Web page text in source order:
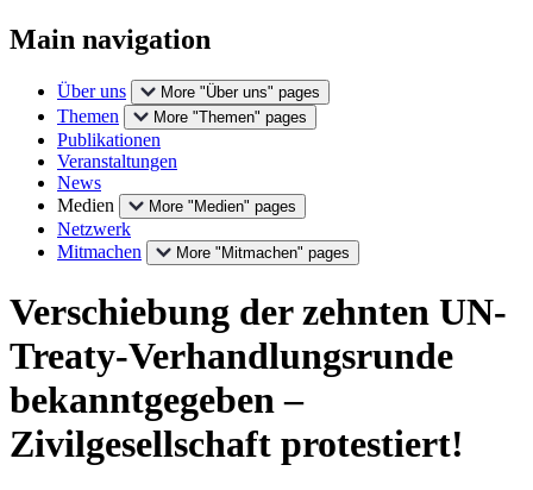
Main navigation
Über uns More "Über uns" pages
Themen More "Themen" pages
Publikationen
Veranstaltungen
News
Medien
More "Medien" pages
Netzwerk
Mitmachen
More "Mitmachen" pages
Verschiebung der zehnten UN-
Treaty-Verhandlungsrunde
bekanntgegeben –
Zivilgesellschaft protestiert!